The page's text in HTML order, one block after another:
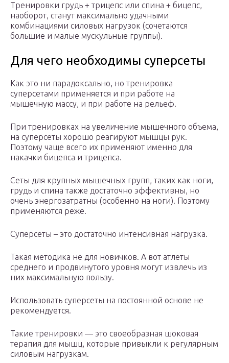
Тренировки грудь + трицепс или спина + бицепс,
наоборот, станут максимально удачными
комбинациями силовых нагрузок (сочетаются
большие и малые мускульные группы).
Для чего необходимы суперсеты
Как это ни парадоксально, но тренировка
суперсетами применяется и при работе на
мышечную массу, и при работе на рельеф.
При тренировках на увеличение мышечного объема,
на суперсеты хорошо реагируют мышцы рук.
Поэтому чаще всего их применяют именно для
накачки бицепса и трицепса.
Сеты для крупных мышечных групп, таких как ноги,
грудь и спина также достаточно эффективны, но
очень энергозатратны (особенно на ноги). Поэтому
применяются реже.
Суперсеты – это достаточно интенсивная нагрузка.
Такая методика не для новичков. А вот атлеты
среднего и продвинутого уровня могут извлечь из
них максимальную пользу.
Использовать суперсеты на постоянной основе не
рекомендуется.
Такие тренировки — это своеобразная шоковая
терапия для мышц, которые привыкли к регулярным
силовым нагрузкам.